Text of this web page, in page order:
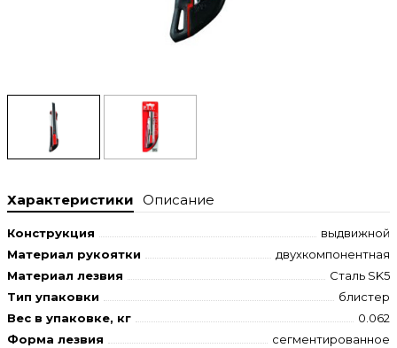
Характеристики Описание
Конструкция
выдвижной
Материал рукоятки
двухкомпонентная
Материал лезвия
Сталь SK5
Тип упаковки
блистер
Вес в упаковке, кг
0.062
Форма лезвия
сегментированное